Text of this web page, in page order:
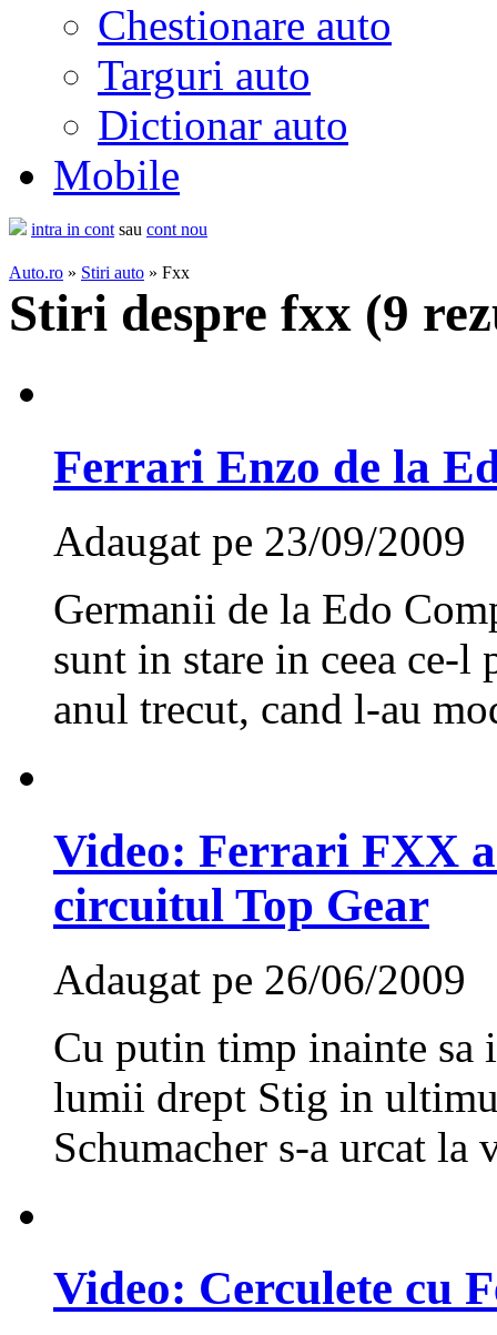
Chestionare auto
Targuri auto
Dictionar auto
Mobile
intra in cont sau cont nou
Auto.ro » Stiri auto » Fxx
Stiri despre fxx (9
Ferrari Enzo de la
Adaugat pe 23/09/2009
Germanii de la Edo
sunt in stare in ceea ce-l
anul trecut, cand l-au
Video: Ferrari FXX
circuitul Top Gear
Adaugat pe 26/06/2009
Cu putin timp inainte sa
lumii drept Stig in
Schumacher s-a urcat
Video: Cerculete cu